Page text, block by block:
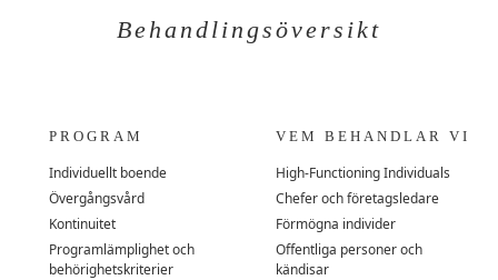
Behandlingsöversikt
PROGRAM
Individuellt boende
Övergångsvård
Kontinuitet
Programlämplighet och
behörighetskriterier
VEM BEHANDLAR VI
High-Functioning Individuals
Chefer och företagsledare
Förmögna individer
Offentliga personer och
kändisar